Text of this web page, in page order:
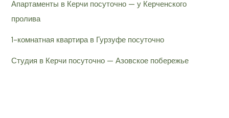
Апартаменты в Керчи посуточно — у Керченского
пролива
1-комнатная квартира в Гурзуфе посуточно
Студия в Керчи посуточно — Азовское побережье